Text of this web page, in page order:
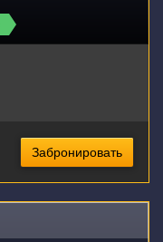
Забронировать